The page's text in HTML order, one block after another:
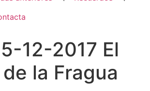
12-2017 El
la Fragua